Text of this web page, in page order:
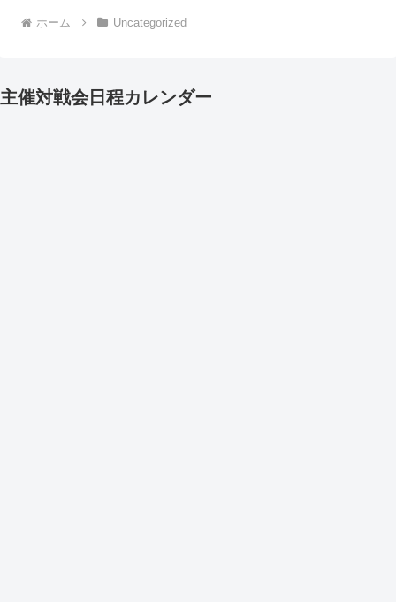
ホーム Uncategorized
主催対戦会日程カレンダー